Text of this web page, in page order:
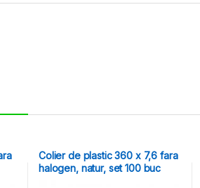
Colier de plastic 360 x 7,6 fara
halogen, natur, set 100 buc